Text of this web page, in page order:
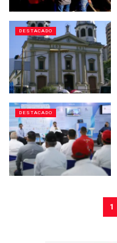
DESTACADO
DESTACADO
1